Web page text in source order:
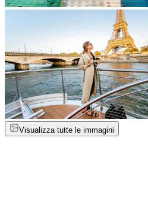
Visualizza tutte le immagini